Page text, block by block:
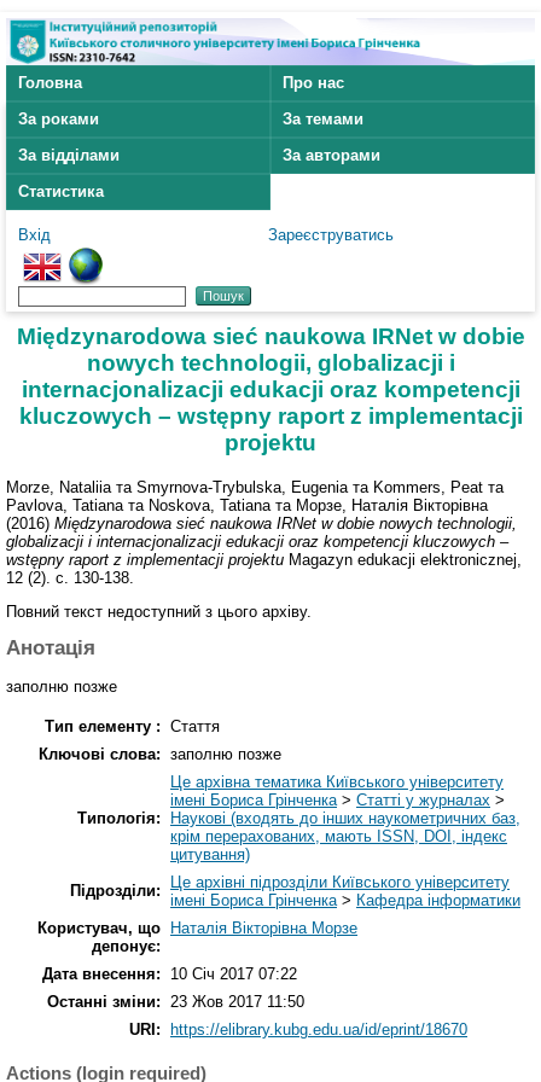
Головна
Про нас
За роками
За темами
За відділами
За авторами
Статистика
Вхід Зареєструватись
Międzynarodowa sieć naukowa IRNet w dobie
nowych technologii, globalizacji i
internacjonalizacji edukacji oraz kompetencji
kluczowych – wstępny raport z implementacji
projektu
Morze, Nataliia та Smyrnova-Trybulska, Eugenia та Kommers, Peat та
Pavlova, Tatiana та Noskova, Tatiana та Морзе, Наталія Вікторівна
(2016) Międzynarodowa sieć naukowa IRNet w dobie nowych technologii,
globalizacji i internacjonalizacji edukacji oraz kompetencji kluczowych –
wstępny raport z implementacji projektu Magazyn edukacji elektronicznej,
12 (2). с. 130-138.
Повний текст недоступний з цього архіву.
Анотація
заполню позже
Тип елементу : Стаття
Ключові слова: заполню позже
Типологія:
Це архівна тематика Київського університету
імені Бориса Грінченка> Статті у журналах >
Наукові (входять до інших наукометричних баз,
крім перерахованих, мають ISSN, DOI, індекс
цитування)
Підрозділи:
Це архівні підрозділи Київського університету
імені Бориса Грінченка> Кафедра інформатики
Користувач, що
депонує:
Наталія Вікторівна Морзе
Дата внесення:
10 Січ 2017 07:22
Останні зміни: 23 Жов 2017 11:50
URI:
https://elibrary.kubg.edu.ua/id/eprint/18670
Actions (login required)